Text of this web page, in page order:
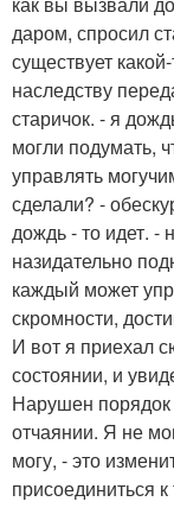
даром, спросил
существует
наследству
старичок. - я
могли подумать,
управлять
сделали? -
дождь - то идет. -
назидательно
каждый может
скромности,
И вот я приехал
состоянии, и
Нарушен
отчаянии. Я не
могу, - это
присоединиться